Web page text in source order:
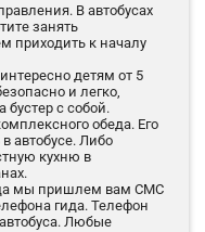
В автобусах
занять
приходить к началу
детям от 5
и легко,
с собой.
обеда. Его
автобусе. Либо
кухню в
мы пришлем вам СМС
гида. Телефон
Любые